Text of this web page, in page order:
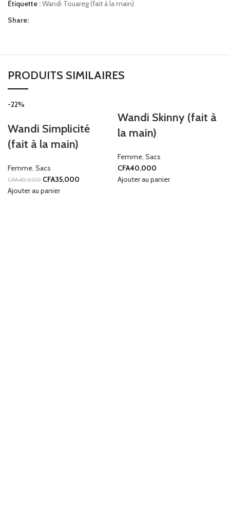
Étiquette :Wandi Touareg (fait à la main)
Share:
PRODUITS SIMILAIRES
-22%
Wandi Simplicité
(fait à la main)
Femme Sacs
CFA45,000 CFA35,000
Ajouter au panier
Wandi Skinny (fait à
la main)
Femme Sacs
CFA40,000
Ajouter au panier